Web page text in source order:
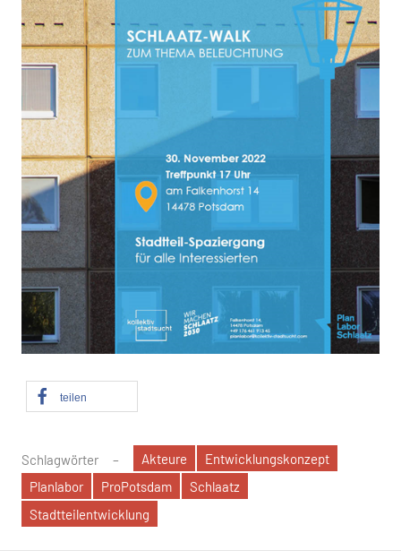
teilen
Schlagwörter Akteure
Entwicklungskonzept
Planlabor
ProPotsdam
Schlaatz
Stadtteilentwicklung